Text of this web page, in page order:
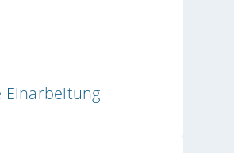
Einarbeitung